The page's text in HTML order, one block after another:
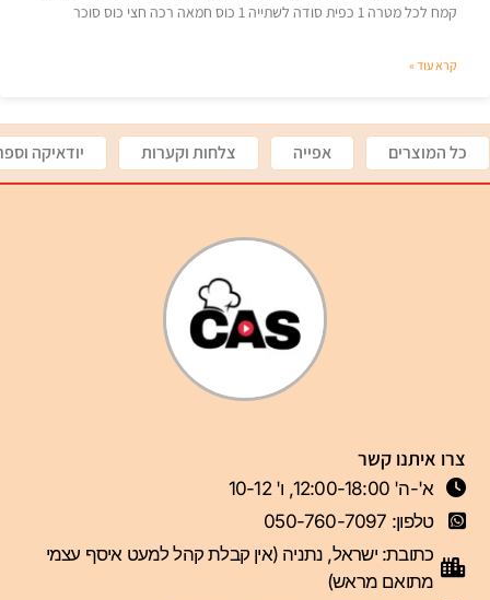
קמח לכל מטרה 1 כפית סודה לשתייה 1 כוס חמאה רכה חצי כוס סוכר
קרא עוד »
כל המוצרים אפייה צלחות וקערות יודאיקה
צרו איתנו קשר
א'-ה' 12:00-18:00, ו' 10-12
טלפון: 050-760-7097
כתובת: ישראל, נתניה (אין קבלת קהל למעט איסף עצמי
מתואם מראש)